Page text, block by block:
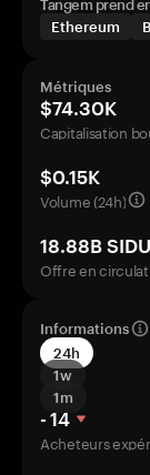
Tangem prend
Ethereum
Métriques
$74.30K
$0.15K
Volume (24h)
18.88B
Offre en
Informations
24h
1w
1m
- 14